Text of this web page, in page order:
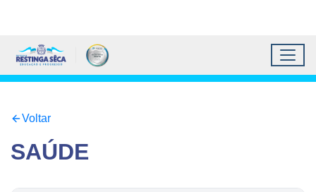
Topo do site
Ir para conteúdo principal
Todos os atalhos
Conteúdo principal
Conteúdo Principal
Prefeitura Municipal de
Voltar
SAÚDE